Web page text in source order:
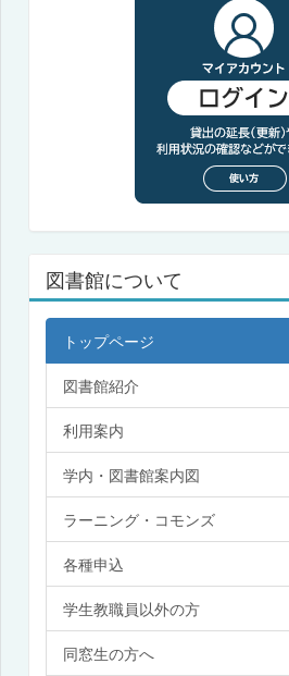
図書館について
トップページ
図書館紹介
利用案内
学内・図書館案内図
ラーニング・コモンズ
各種申込
学生教職員以外の方
同窓生の方へ